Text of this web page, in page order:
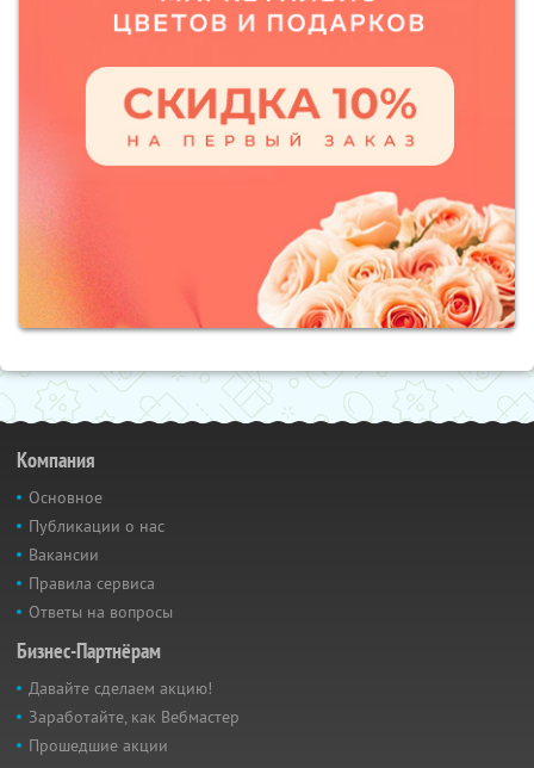
Компания
Основное
Публикации о нас
Вакансии
Правила сервиса
Ответы на вопросы
Бизнес-Партнёрам
Давайте сделаем акцию!
Заработайте, как Вебмастер
Прошедшие акции